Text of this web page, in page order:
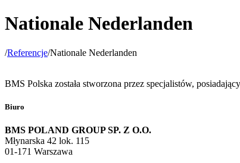
Nationale Nederlanden
/Referencje/Nationale Nederlanden
BMS Polska została stworzona przez specjalistów,
Biuro
BMS POLAND GROUP SP. Z O.O.
Młynarska 42 lok. 115
01-171 Warszawa